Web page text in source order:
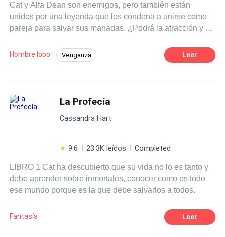
Cat y Alfa Dean son enemigos, pero también están
unidos por una leyenda que los condena a unirse como
pareja para salvar sus manadas. ¿Podrá la atracción y el
familias?
Hombre lobo Venganza Leer
La Profecía
Cassandra Hart
9.6 23.3K leídos Completed
LIBRO 1 Cat ha descubierto que su vida no lo es tanto y
debe aprender sobre inmortales, conocer como es todo
ese mundo porque es la que debe salvarlos a todos.
Fantasía Leer